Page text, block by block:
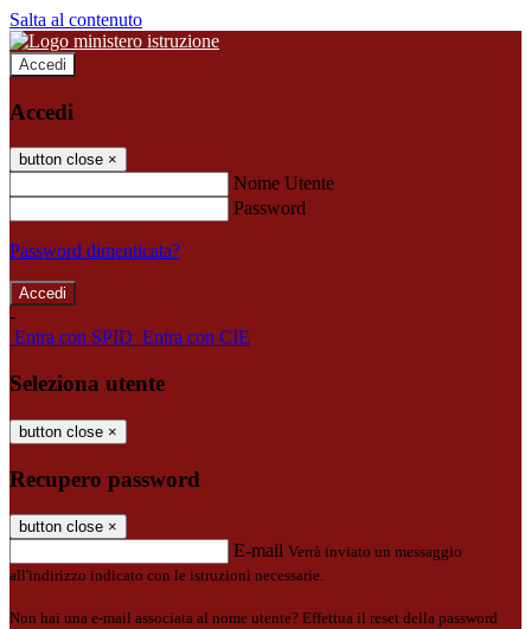
Salta al contenuto
Accedi
Accedi
button close ×
Nome Utente
Password
Password dimenticata?
-
Entra con SPID Entra con CIE
Seleziona utente
button close ×
Recupero password
button close ×
E-mail Verrà inviato un messaggio
all'indirizzo indicato con le istruzioni necessarie.
Non hai una e-mail associata al nome utente? Effettua il reset della password